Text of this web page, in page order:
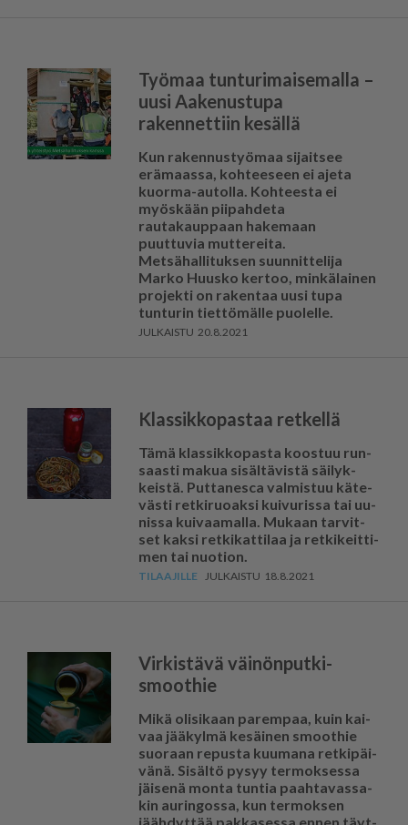
Työmaa tunturimaisemalla –
uusi Aakenustupa
rakennettiin kesällä
Kun rakennustyömaa sijaitsee
erämaassa, kohteeseen ei ajeta
kuorma-autolla. Kohteesta ei
myöskään piipahdeta
rautakauppaan hakemaan
puuttuvia muttereita.
Metsähallituksen suunnittelija
Marko Huusko kertoo, minkälainen
projekti on rakentaa uusi tupa
tunturin tiettömälle puolelle.
20.8.2021
Klassikkopastaa retkellä
Tämä klas­sik­ko­pas­ta koos­tuu run­
saas­ti ma­kua si­säl­tä­vis­tä säi­lyk­
keis­tä. Put­ta­nes­ca val­mis­tuu kä­te­
väs­ti ret­ki­ruo­ak­si kui­vu­ris­sa tai uu­
nis­sa kui­vaa­mal­la. Mu­kaan tar­vit­
set kak­si ret­ki­kat­ti­laa ja ret­ki­keit­ti­
men tai nuo­ti­on.
18.8.2021
Virkistävä väinönputki-
smoothie
Mikä oli­si­kaan pa­rem­paa, kuin kai­
vaa jää­kyl­mä ke­säi­nen smoot­hie
suo­raan re­pus­ta kuu­ma­na ret­ki­päi­
vä­nä. Si­säl­tö py­syy ter­mok­ses­sa
jäi­se­nä mon­ta tun­tia paah­ta­vas­sa­
kin au­rin­gos­sa, kun ter­mok­sen